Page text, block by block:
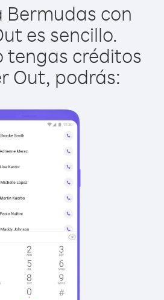
Bermudas con
es sencillo.
tengas créditos
Out, podrás: